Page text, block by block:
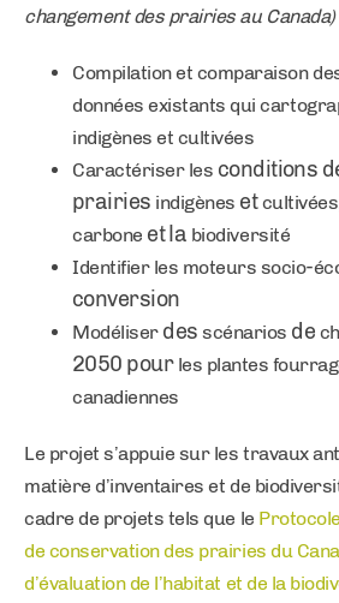
changement des prairies au Canada)
Compilation et comparaison
données existants qui
indigènes et cultivées
Caractériser les conditions
prairies indigènes etcultivées
carbone et la biodiversité
Identifier les moteurs socio-
conversion
Modéliserdes scénarios de
2050 pour les plantes
canadiennes
Le projet s’appuie sur les travaux
matière d’inventaires et de
cadre de projets tels que le
de conservation des prairies du
d’évaluation de l’habitat et de la